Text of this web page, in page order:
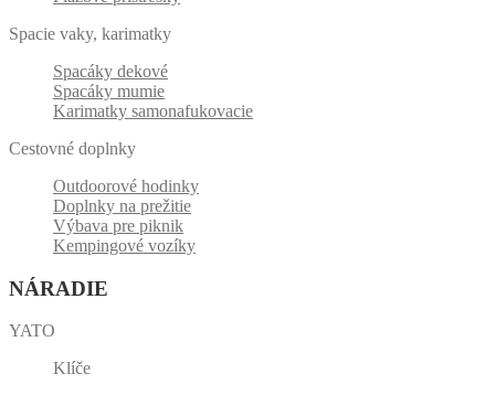
Spacie vaky, karimatky
Spacáky dekové
Spacáky mumie
Karimatky samonafukovacie
Cestovné doplnky
Outdoorové hodinky
Doplnky na prežitie
Výbava pre piknik
Kempingové vozíky
NÁRADIE
YATO
Klíče